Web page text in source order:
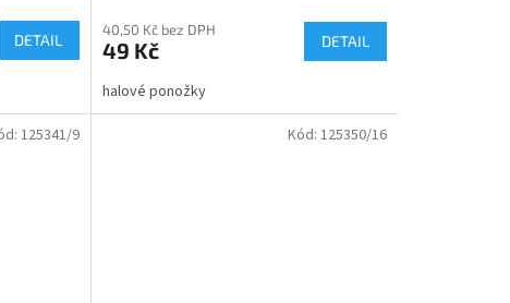
DETAIL
produktu
je
z
5
40,50 Kč bez DPH
49 Kč DETAIL
halové ponožky
125341/9 Kód: 125350/16